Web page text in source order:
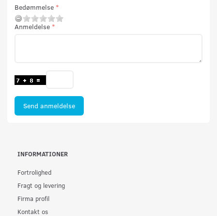
Bedømmelse
Anmeldelse
Send anmeldelse
INFORMATIONER
Fortrolighed
Fragt og levering
Firma profil
Kontakt os